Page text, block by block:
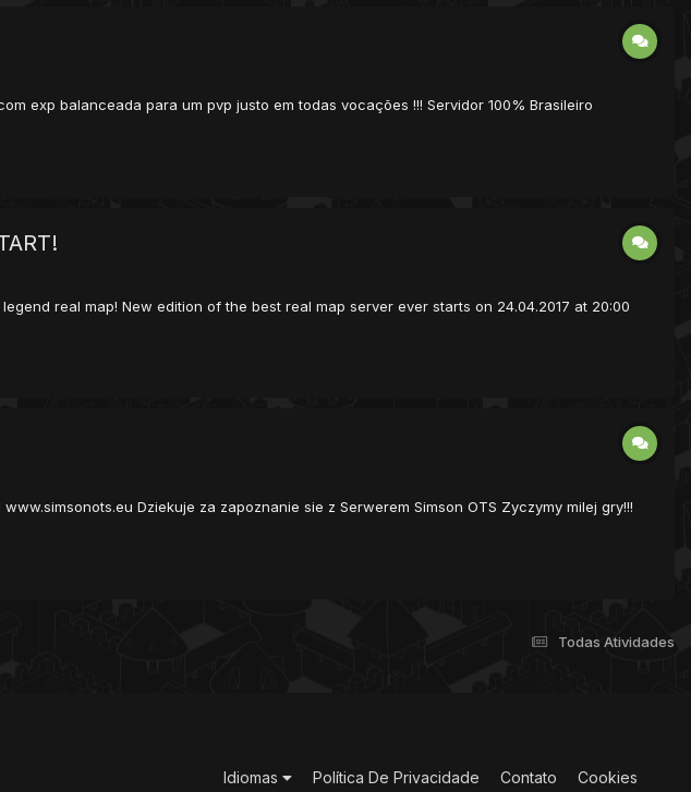
exp balanceada para um pvp justo em todas vocações !!! Servidor 100% Brasileiro
real map! New edition of the best real map server ever starts on 24.04.2017 at 20:00
Dziekuje za zapoznanie sie z Serwerem Simson OTS Zyczymy milej gry!!!
Todas Atividades
Idiomas Política De Privacidade Contato Cookies